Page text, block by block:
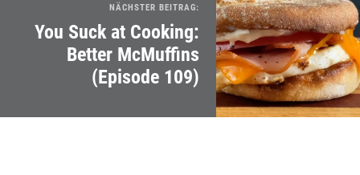
NÄCHSTER BEITRAG:
You Suck at Cooking:
Better McMuffins
(Episode 109)